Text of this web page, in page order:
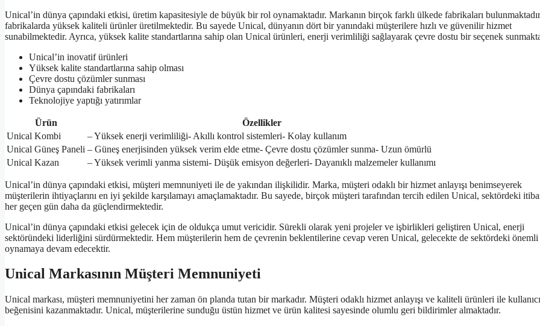
Unical’in dünya çapındaki etkisi, üretim kapasitesiyle de büyük bir rol oynamaktadır. Markanın birçok farklı ülkede fabrikaları
fabrikalarda yüksek kaliteli ürünler üretilmektedir. Bu sayede Unical, dünyanın dört bir yanındaki müşterilere hızlı ve güvenilir hizmet
sunabilmektedir. Ayrıca, yüksek kalite standartlarına sahip olan Unical ürünleri, enerji verimliliği sağlayarak çevre dostu bir seçenek
Unical’in inovatif ürünleri
Yüksek kalite standartlarına sahip olması
Çevre dostu çözümler sunması
Dünya çapındaki fabrikaları
Teknolojiye yaptığı yatırımlar
Ürün
Özellikler
Unical Kombi
– Yüksek enerji verimliliği- Akıllı kontrol sistemleri- Kolay kullanım
Unical Güneş Paneli – Güneş enerjisinden yüksek verim elde etme- Çevre dostu çözümler sunma- Uzun ömürlü
Unical Kazan
– Yüksek verimli yanma sistemi- Düşük emisyon değerleri- Dayanıklı malzemeler kullanımı
Unical’in dünya çapındaki etkisi, müşteri memnuniyeti ile de yakından ilişkilidir. Marka, müşteri odaklı bir hizmet anlayışı benimseyerek
müşterilerin ihtiyaçlarını en iyi şekilde karşılamayı amaçlamaktadır. Bu sayede, birçok müşteri tarafından tercih edilen Unical, sektördeki
her geçen gün daha da güçlendirmektedir.
Unical’in dünya çapındaki etkisi gelecek için de oldukça umut vericidir. Sürekli olarak yeni projeler ve işbirlikleri geliştiren Unical, enerji
sektöründeki liderliğini sürdürmektedir. Hem müşterilerin hem de çevrenin beklentilerine cevap veren Unical, gelecekte de sektördeki
oynamaya devam edecektir.
Unical Markasının Müşteri Memnuniyeti
Unical markası, müşteri memnuniyetini her zaman ön planda tutan bir markadır. Müşteri odaklı hizmet anlayışı ve kaliteli ürünleri ile
beğenisini kazanmaktadır. Unical, müşterilerine sunduğu üstün hizmet ve ürün kalitesi sayesinde olumlu geri bildirimler almaktadır.